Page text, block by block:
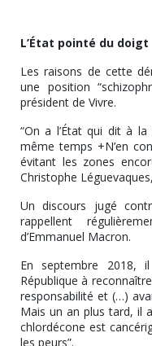
L’État pointé du doigt
Les raisons de cette
une position
président de Vivre.
“On a l’État qui dit à
même temps +N’en
évitant les zones
Christophe
Un discours jugé
rappellent
d’Emmanuel Macron.
En septembre 2018,
République à
responsabilité et (…)
Mais un an plus tard, il
chlordécone est
les peurs”.